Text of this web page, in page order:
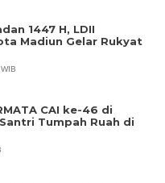
1447 H, LDII
Madiun Gelar Rukyat
CAI ke-46 di
Tumpah Ruah di